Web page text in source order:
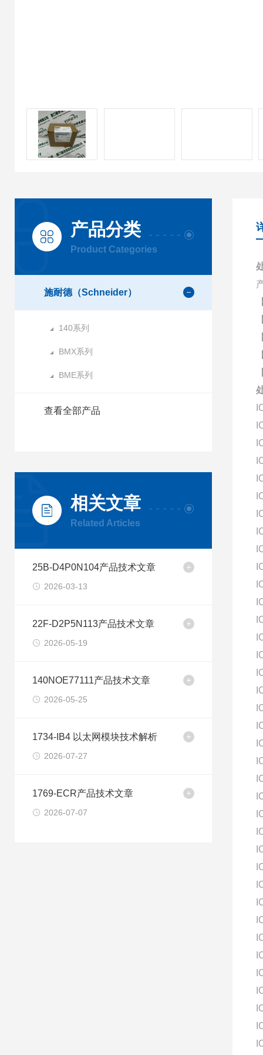
产品分类
Product Categories
施耐德（Schneider）
140系列
BMX系列
BME系列
查看全部产品
相关文章
Related Articles
25B-D4P0N104产品技术文章
2026-03-13
22F-D2P5N113产品技术文章
2026-05-19
140NOE77111产品技术文章
2026-05-25
1734-IB4 以太网模块技术解析
2026-07-27
1769-ECR产品技术文章
2026-07-07